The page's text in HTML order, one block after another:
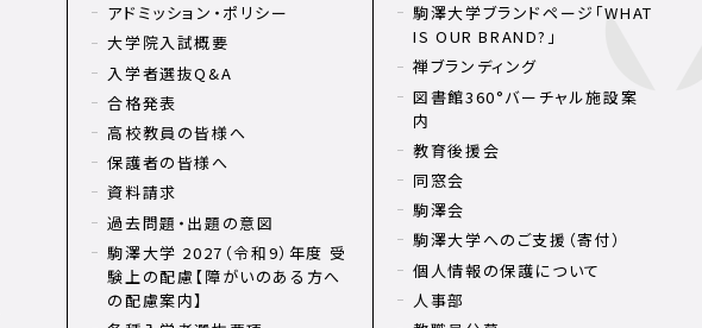
アドミッション・ポリシー
大学院入試概要
入学者選抜Q&A
合格発表
高校教員の皆様へ
保護者の皆様へ
資料請求
過去問題・出題の意図
駒澤大学 2027（令和9）年度 受
験上の配慮【障がいのある方へ
の配慮案内】
駒澤大学ブランドページ「WHAT
IS OUR BRAND?」
禅ブランディング
図書館360°バーチャル施設案
内
教育後援会
同窓会
駒澤会
駒澤大学へのご支援（寄付）
個人情報の保護について
人事部